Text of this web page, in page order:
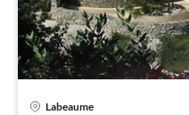
Labeaume